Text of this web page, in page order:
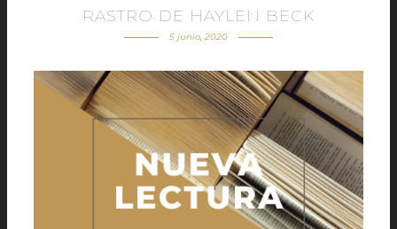
RASTRO DE HAYLEN BECK
5 junio, 2020